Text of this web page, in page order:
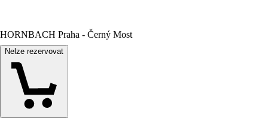
HORNBACH Praha - Černý Most
Nelze rezervovat